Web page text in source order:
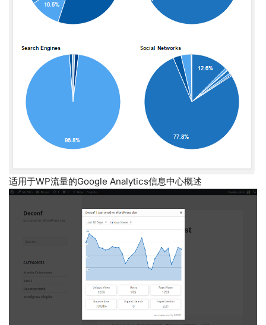
适用于WP流量的Google Analytics信息中心概述